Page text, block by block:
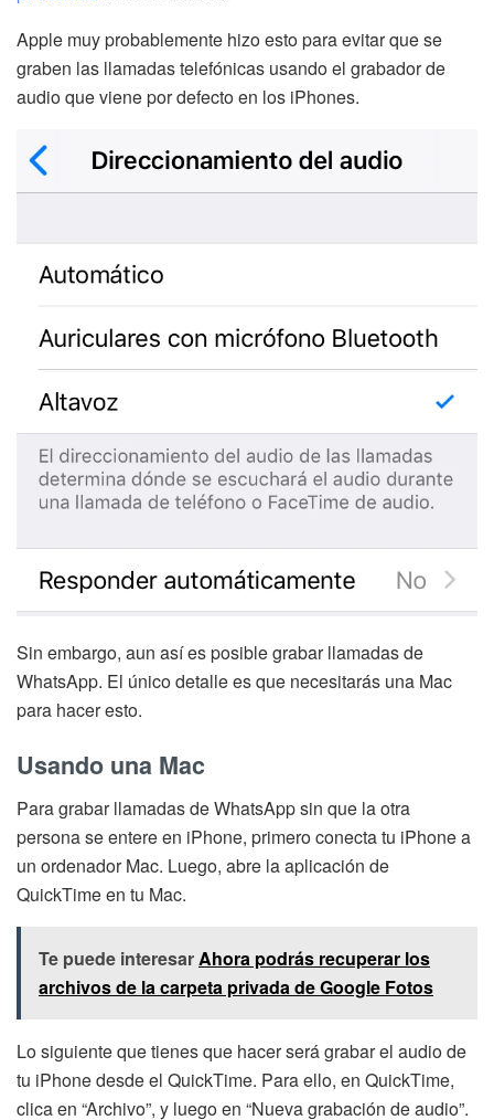
Apple muy probablemente hizo esto para evitar que se
graben las llamadas telefónicas usando el grabador de
audio que viene por defecto en los iPhones.
Sin embargo, aun así es posible grabar llamadas de
WhatsApp. El único detalle es que necesitarás una Mac
para hacer esto.
Usando una Mac
Para grabar llamadas de WhatsApp sin que la otra
persona se entere en iPhone, primero conecta tu iPhone a
un ordenador Mac. Luego, abre la aplicación de
QuickTime en tu Mac.
Te puede interesarAhora podrás recuperar los
archivos de la carpeta privada de Google Fotos
Lo siguiente que tienes que hacer será grabar el audio de
tu iPhone desde el QuickTime. Para ello, en QuickTime,
clica en “Archivo”, y luego en “Nueva grabación de audio”.